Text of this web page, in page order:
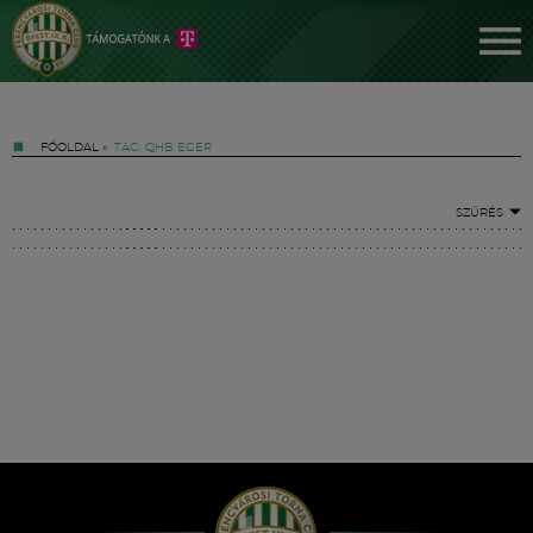
FŐOLDAL » TAG: QHB EGER
SZŰRÉS
Hírek